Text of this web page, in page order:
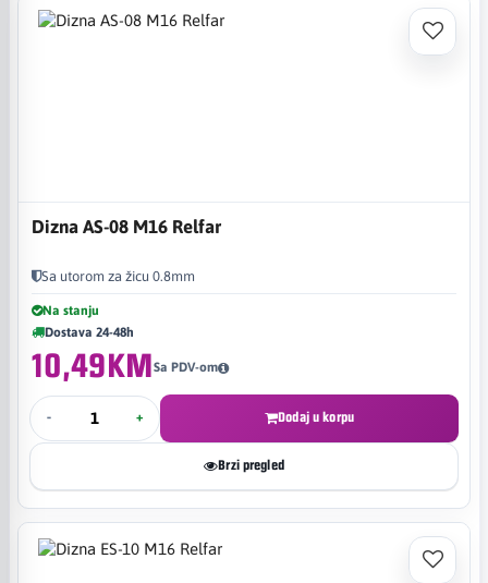
Dizna AS-08 M16 Relfar
Sa utorom za žicu 0.8mm
Na stanju
Dostava 24-48h
10,49KMSa PDV-om
- + Dodaj u korpu
Brzi pregled